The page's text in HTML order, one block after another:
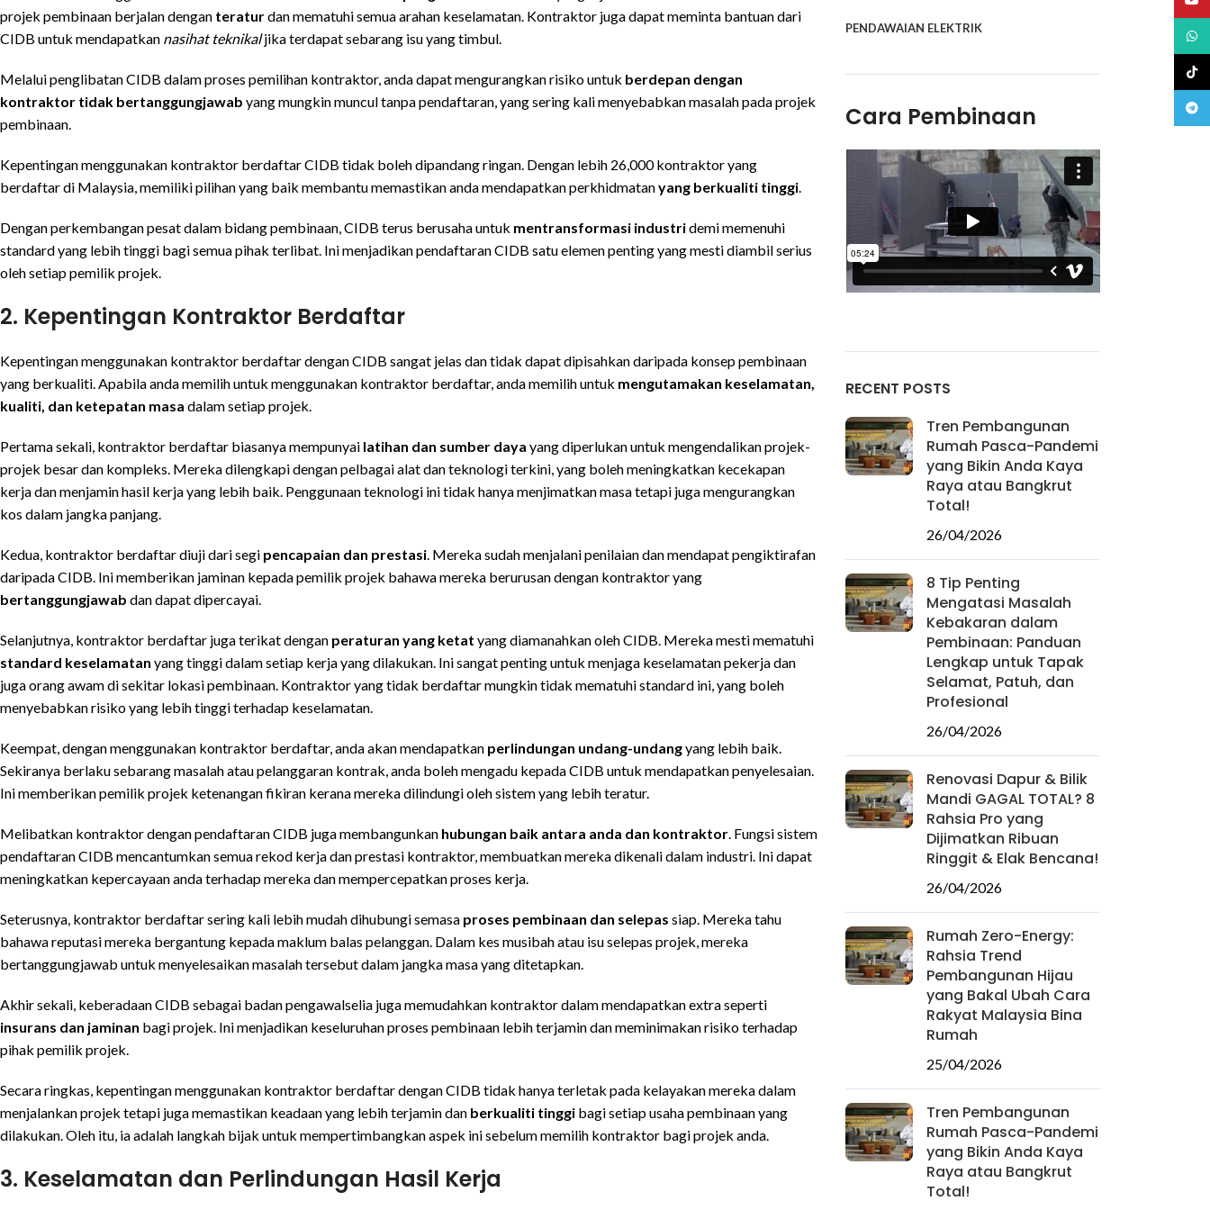
projek pembinaan berjalan dengan teraturdan mematuhi semua arahan keselamatan. Kontraktor juga dapat meminta bantuan dari
CIDB untuk mendapatkan nasihat teknikaljika terdapat sebarang isu yang timbul.
Melalui penglibatan CIDB dalam proses pemilihan kontraktor, anda dapat mengurangkan risiko untuk berdepan dengan
kontraktor tidak bertanggungjawab yang mungkin muncul tanpa pendaftaran, yang sering kali menyebabkan masalah pada projek
pembinaan.
Kepentingan menggunakan kontraktor berdaftar CIDB tidak boleh dipandang ringan. Dengan lebih 26,000 kontraktor yang
berdaftar di Malaysia, memiliki pilihan yang baik membantu memastikan anda mendapatkan perkhidmatanyang berkualiti tinggi.
Dengan perkembangan pesat dalam bidang pembinaan, CIDB terus berusaha untuk mentransformasi industridemi memenuhi
standard yang lebih tinggi bagi semua pihak terlibat. Ini menjadikan pendaftaran CIDB satu elemen penting yang mesti diambil serius
oleh setiap pemilik projek.
2. Kepentingan Kontraktor Berdaftar
Kepentingan menggunakan kontraktor berdaftar dengan CIDB sangat jelas dan tidak dapat dipisahkan daripada konsep pembinaan
yang berkualiti. Apabila anda memilih untuk menggunakan kontraktor berdaftar, anda memilih untuk mengutamakan keselamatan,
kualiti, dan ketepatan masa dalam setiap projek.
Pertama sekali, kontraktor berdaftar biasanya mempunyai latihan dan sumber daya yang diperlukan untuk mengendalikan projek-
projek besar dan kompleks. Mereka dilengkapi dengan pelbagai alat dan teknologi terkini, yang boleh meningkatkan kecekapan
kerja dan menjamin hasil kerja yang lebih baik. Penggunaan teknologi ini tidak hanya menjimatkan masa tetapi juga mengurangkan
kos dalam jangka panjang.
Kedua, kontraktor berdaftar diuji dari segi pencapaian dan prestasi. Mereka sudah menjalani penilaian dan mendapat pengiktirafan
daripada CIDB. Ini memberikan jaminan kepada pemilik projek bahawa mereka berurusan dengan kontraktor yang
bertanggungjawab dan dapat dipercayai.
Selanjutnya, kontraktor berdaftar juga terikat dengan peraturan yang ketat yang diamanahkan oleh CIDB. Mereka mesti mematuhi
standard keselamatan yang tinggi dalam setiap kerja yang dilakukan. Ini sangat penting untuk menjaga keselamatan pekerja dan
juga orang awam di sekitar lokasi pembinaan. Kontraktor yang tidak berdaftar mungkin tidak mematuhi standard ini, yang boleh
menyebabkan risiko yang lebih tinggi terhadap keselamatan.
Keempat, dengan menggunakan kontraktor berdaftar, anda akan mendapatkan perlindungan undang-undangyang lebih baik.
Sekiranya berlaku sebarang masalah atau pelanggaran kontrak, anda boleh mengadu kepada CIDB untuk mendapatkan penyelesaian.
Ini memberikan pemilik projek ketenangan fikiran kerana mereka dilindungi oleh sistem yang lebih teratur.
Melibatkan kontraktor dengan pendaftaran CIDB juga membangunkan hubungan baik antara anda dan kontraktor. Fungsi sistem
pendaftaran CIDB mencantumkan semua rekod kerja dan prestasi kontraktor, membuatkan mereka dikenali dalam industri. Ini dapat
meningkatkan kepercayaan anda terhadap mereka dan mempercepatkan proses kerja.
Seterusnya, kontraktor berdaftar sering kali lebih mudah dihubungi semasa proses pembinaan dan selepas siap. Mereka tahu
bahawa reputasi mereka bergantung kepada maklum balas pelanggan. Dalam kes musibah atau isu selepas projek, mereka
bertanggungjawab untuk menyelesaikan masalah tersebut dalam jangka masa yang ditetapkan.
Akhir sekali, keberadaan CIDB sebagai badan pengawalselia juga memudahkan kontraktor dalam mendapatkan extra seperti
insurans dan jaminan bagi projek. Ini menjadikan keseluruhan proses pembinaan lebih terjamin dan meminimakan risiko terhadap
pihak pemilik projek.
Secara ringkas, kepentingan menggunakan kontraktor berdaftar dengan CIDB tidak hanya terletak pada kelayakan mereka dalam
menjalankan projek tetapi juga memastikan keadaan yang lebih terjamin dan berkualiti tinggi bagi setiap usaha pembinaan yang
dilakukan. Oleh itu, ia adalah langkah bijak untuk mempertimbangkan aspek ini sebelum memilih kontraktor bagi projek anda.
3. Keselamatan dan Perlindungan Hasil Kerja
PENDAWAIAN ELEKTRIK
Cara Pembinaan
RECENT POSTS
Tren Pembangunan
Rumah Pasca-Pandemi
yang Bikin Anda Kaya
Raya atau Bangkrut
Total!
26/04/2026
8 Tip Penting
Mengatasi Masalah
Kebakaran dalam
Pembinaan: Panduan
Lengkap untuk Tapak
Selamat, Patuh, dan
Profesional
26/04/2026
Renovasi Dapur & Bilik
Mandi GAGAL TOTAL? 8
Rahsia Pro yang
Dijimatkan Ribuan
Ringgit & Elak Bencana!
26/04/2026
Rumah Zero-Energy:
Rahsia Trend
Pembangunan Hijau
yang Bakal Ubah Cara
Rakyat Malaysia Bina
Rumah
25/04/2026
Tren Pembangunan
Rumah Pasca-Pandemi
yang Bikin Anda Kaya
Raya atau Bangkrut
Total!